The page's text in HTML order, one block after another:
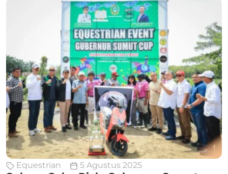
Equestrian 5 Agustus 2025